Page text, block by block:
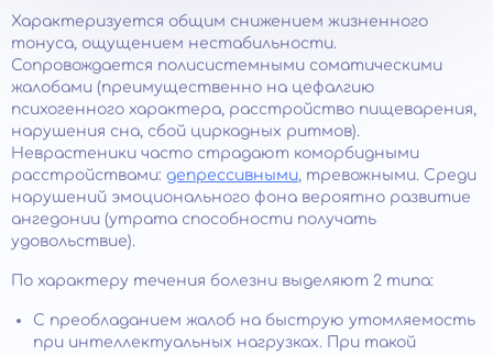
Характеризуется общим снижением жизненного
тонуса, ощущением нестабильности.
Сопровождается полисистемными соматическими
жалобами (преимущественно на цефалгию
психогенного характера, расстройство пищеварения,
нарушения сна, сбой циркадных ритмов).
Неврастеники часто страдают коморбидными
расстройствами: депрессивными, тревожными. Среди
нарушений эмоционального фона вероятно развитие
ангедонии (утрата способности получать
удовольствие).
По характеру течения болезни выделяют 2 типа:
С преобладанием жалоб на быструю утомляемость
при интеллектуальных нагрузках. При такой